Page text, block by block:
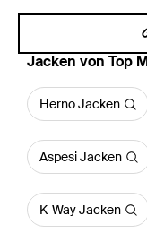
Jacken von Top
Herno Jacken
Aspesi Jacken
K-Way Jacken